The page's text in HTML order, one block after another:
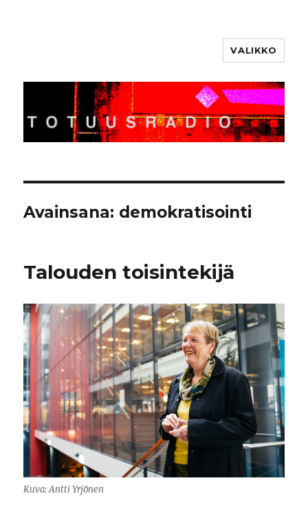
VALIKKO
Avainsana: demokratisointi
Talouden toisintekijä
Kuva: Antti Yrjönen